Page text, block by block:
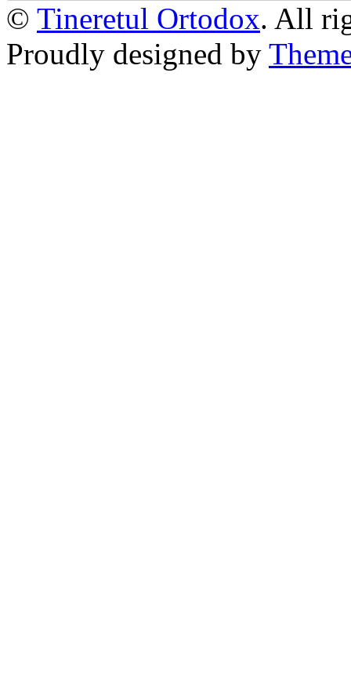
© Tineretul Ortodox. All
Proudly designed by